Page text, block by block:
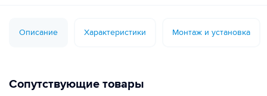
Описание Характеристики Монтаж и установка
Сопутствующие товары